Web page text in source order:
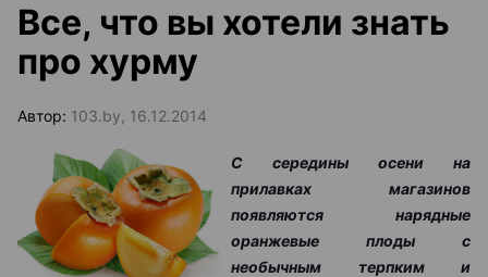
Все, что вы хотели знать
про хурму
Автор: 103.by, 16.12.2014
С середины осени на
прилавках магазинов
появляются нарядные
оранжевые плоды с
необычным терпким и